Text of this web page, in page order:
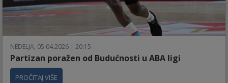
NEDELJA, 05.04.2026 | 20:15
Partizan poražen od Budućnosti u ABA ligi
PROČITAJ VIŠE